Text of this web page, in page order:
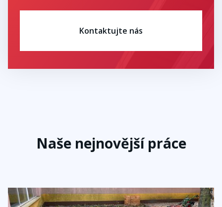
Kontaktujte nás
Naše nejnovější práce